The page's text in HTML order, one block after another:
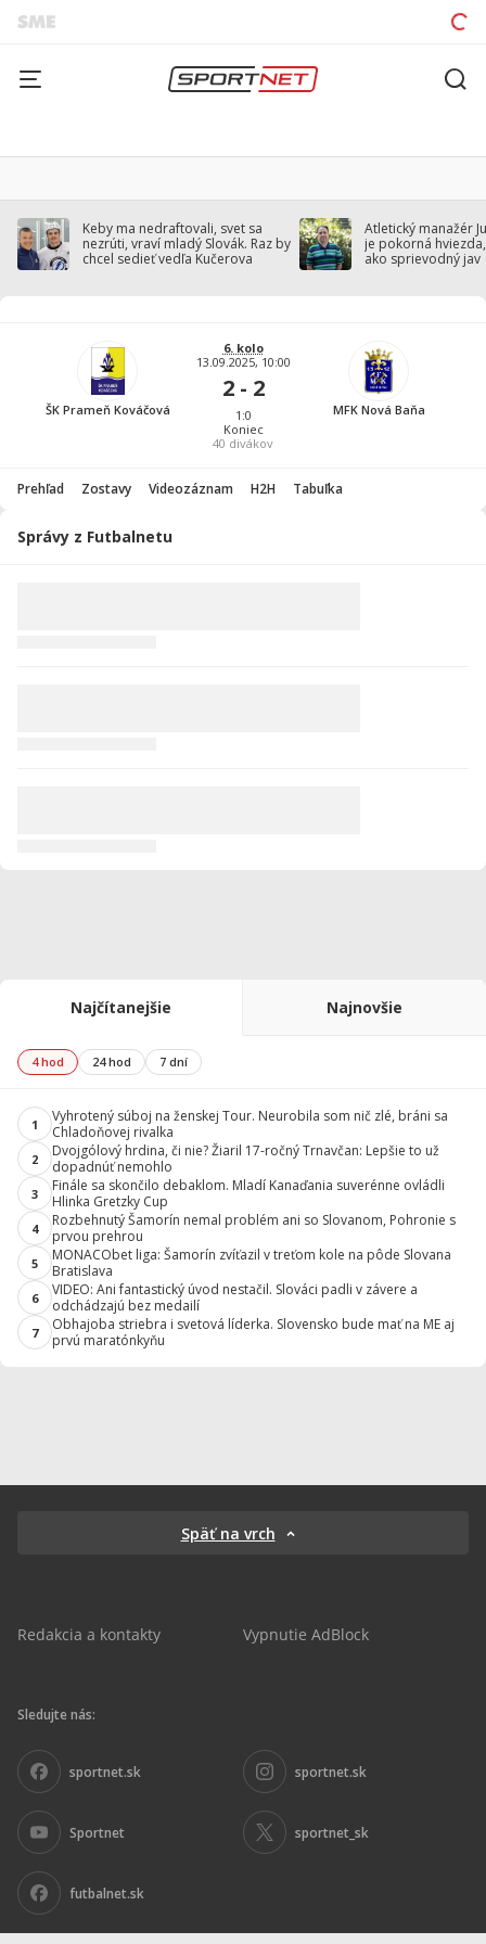
Keby ma nedraftovali, svet sa
nezrúti, vraví mladý Slovák. Raz by
chcel sedieť vedľa Kučerova
Atletický manažér
je pokorná
ako sprievodný jav
ŠK Prameň Kováčová
6. kolo
13.09.2025, 10:00
2 - 2
1:0
Koniec
40 divákov
MFK Nová Baňa
Prehľad Zostavy Videozáznam H2H Tabuľka
Správy z Futbalnetu
Najčítanejšie Najnovšie
4 hod 24 hod 7 dní
1
Vyhrotený súboj na ženskej Tour. Neurobila som nič zlé, bráni sa
Chladoňovej rivalka
2
Dvojgólový hrdina, či nie? Žiaril 17-ročný Trnavčan: Lepšie to už
dopadnúť nemohlo
3
Finále sa skončilo debaklom. Mladí Kanaďania suverénne ovládli
Hlinka Gretzky Cup
4
Rozbehnutý Šamorín nemal problém ani so Slovanom, Pohronie s
prvou prehrou
5
MONACObet liga: Šamorín zvíťazil v treťom kole na pôde Slovana
Bratislava
6
VIDEO: Ani fantastický úvod nestačil. Slováci padli v závere a
odchádzajú bez medailí
7
Obhajoba striebra i svetová líderka. Slovensko bude mať na ME aj
prvú maratónkyňu
Späť na vrch
Redakcia a kontakty Vypnutie AdBlock
Sledujte nás:
sportnet.sk sportnet.sk
Sportnet sportnet_sk
futbalnet.sk